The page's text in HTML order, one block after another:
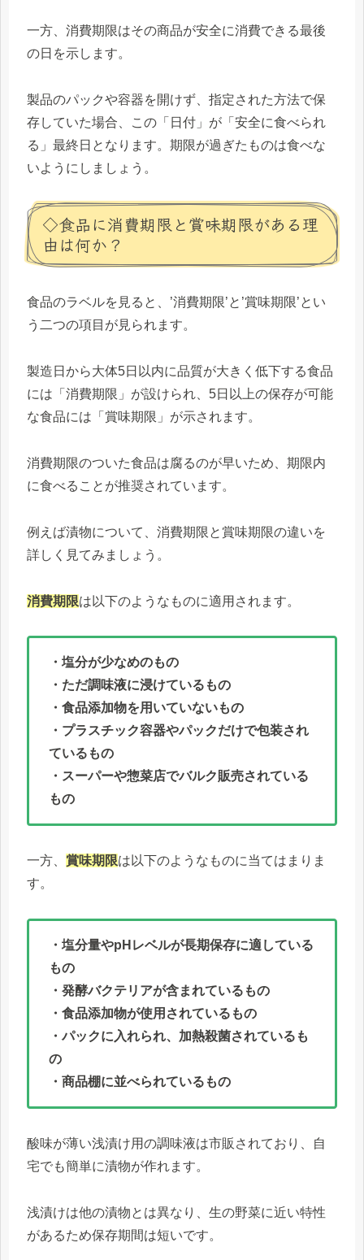
一方、消費期限はその商品が安全に消費できる最後
の日を示します。
製品のパックや容器を開けず、指定された方法で保
存していた場合、この「日付」が「安全に食べられ
る」最終日となります。期限が過ぎたものは食べな
いようにしましょう。
◇食品に消費期限と賞味期限がある理
由は何か？
食品のラベルを見ると、’消費期限’と’賞味期限’とい
う二つの項目が見られます。
製造日から大体5日以内に品質が大きく低下する食品
には「消費期限」が設けられ、5日以上の保存が可能
な食品には「賞味期限」が示されます。
消費期限のついた食品は腐るのが早いため、期限内
に食べることが推奨されています。
例えば漬物について、消費期限と賞味期限の違いを
詳しく見てみましょう。
消費期限は以下のようなものに適用されます。
・塩分が少なめのもの
・ただ調味液に浸けているもの
・食品添加物を用いていないもの
・プラスチック容器やパックだけで包装され
ているもの
・スーパーや惣菜店でバルク販売されている
もの
一方、 賞味期限は以下のようなものに当てはまりま
す。
・塩分量やpHレベルが長期保存に適している
もの
・発酵バクテリアが含まれているもの
・食品添加物が使用されているもの
・パックに入れられ、加熱殺菌されているも
の
・商品棚に並べられているもの
酸味が薄い浅漬け用の調味液は市販されており、自
宅でも簡単に漬物が作れます。
浅漬けは他の漬物とは異なり、生の野菜に近い特性
があるため保存期間は短いです。